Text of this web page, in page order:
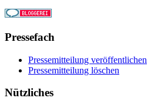
Pressefach
Pressemitteilung veröffentlichen
Pressemitteilung löschen
Nützliches